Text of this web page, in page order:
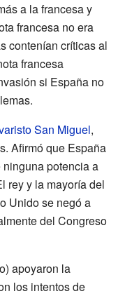
a la francesa y
francesa no era
contenían críticas al
francesa
si España no
San Miguel,
Afirmó que España
potencia a
rey y la mayoría del
Unido se negó a
del Congreso
apoyaron la
los intentos de